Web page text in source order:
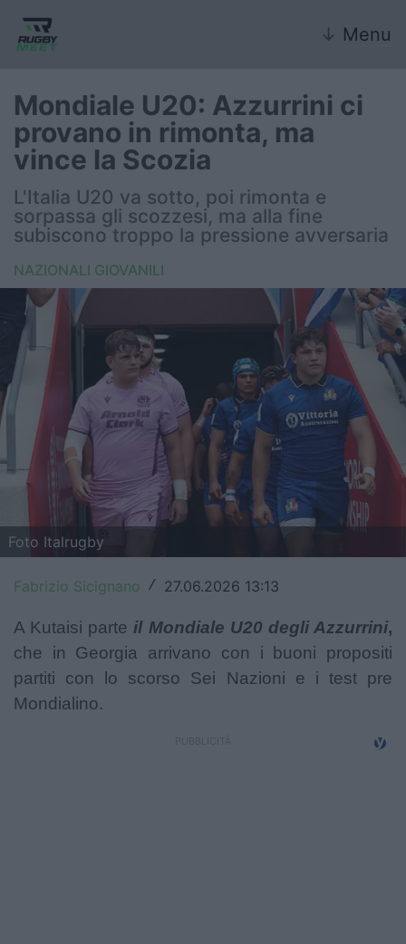
↓ Menu
Nazionale
Nazionali giovanili
Rugby Sevens
FIR
Internazionale
6 Nazioni
United Rugby Championship
Top14
Premiership
Champions Cup
Challenge Cup
World Rugby
Rugby World Cup
Super Rugby
Rugby in TV
Mondiale U20: Azzurrini ci
provano in rimonta, ma
vince la Scozia
L'Italia U20 va sotto, poi rimonta e
sorpassa gli scozzesi, ma alla fine
subiscono troppo la pressione avversaria
NAZIONALI GIOVANILI
Foto Italrugby
Fabrizio Sicignano / 27.06.2026 13:13
A Kutaisi parte il Mondiale U20 degli Azzurrini,
che in Georgia arrivano con i buoni propositi
partiti con lo scorso Sei Nazioni e i test pre
Mondialino.